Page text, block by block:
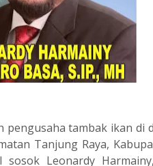
tambak ikan di
Tanjung Raya,
Leonardy